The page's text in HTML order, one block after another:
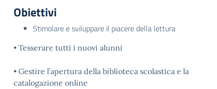
Obiettivi
Stimolare e sviluppare il piacere della lettura
• Tesserare tutti i nuovi alunni
• Gestire l’apertura della biblioteca scolastica e la
catalogazione online